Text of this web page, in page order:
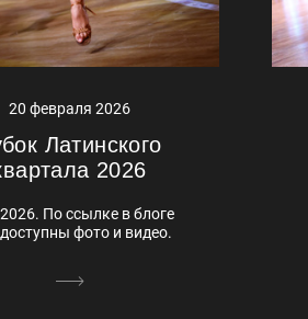
20 февраля 2026
Латинского
2026
По ссылке в блоге
фото и видео.